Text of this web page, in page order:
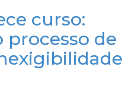
curso:
processo de